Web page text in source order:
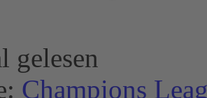
gelesen
Champions